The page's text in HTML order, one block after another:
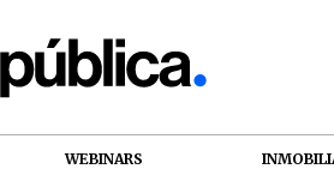
WEBINARS